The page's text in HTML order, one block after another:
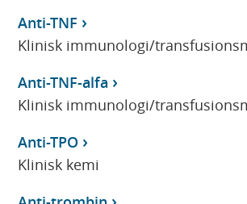
Anti-TNF
Klinisk immunologi/
Anti-TNF-alfa
Klinisk immunologi/
Anti-TPO
Klinisk kemi